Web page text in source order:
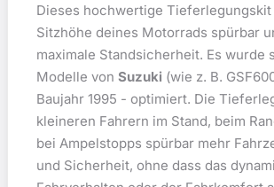
Dieses hochwertige
Sitzhöhe deines Motorrads spürbar
maximale Standsicherheit. Es wurde
Modelle von Suzuki (wie z. B.
Baujahr 1995 - optimiert. Die
kleineren Fahrern im Stand, beim
bei Ampelstopps spürbar mehr
und Sicherheit, ohne dass das